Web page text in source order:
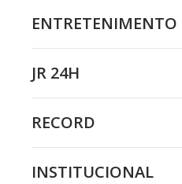
ENTRETENIMENTO
JR 24H
RECORD
INSTITUCIONAL